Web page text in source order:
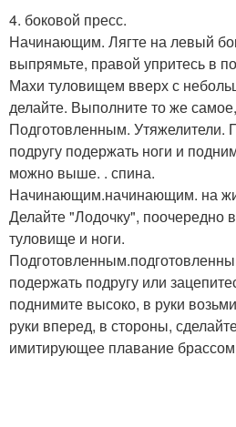
4. боковой пресс.
Начинающим. Лягте на левый
выпрямьте, правой упритесь в
Махи туловищем вверх с
делайте. Выполните то же
Подготовленным. Утяжелители.
подругу подержать ноги и
можно выше. . спина.
Начинающим.начинающим. на
Делайте "Лодочку", поочередно
туловище и ноги.
подержать подругу или
поднимите высоко, в руки
руки вперед, в стороны,
имитирующее плавание